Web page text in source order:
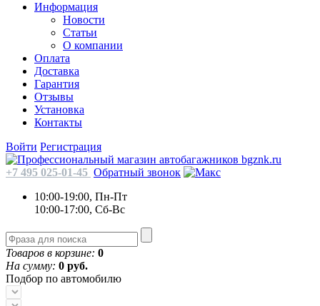
Информация
Новости
Статьи
О компании
Оплата
Доставка
Гарантия
Отзывы
Установка
Контакты
Войти Регистрация
+7 495 025-01-45 Обратный звонок
10:00-19:00, Пн-Пт
10:00-17:00, Сб-Вс
Товаров в корзине: 0
На сумму: 0 руб.
Подбор по автомобилю